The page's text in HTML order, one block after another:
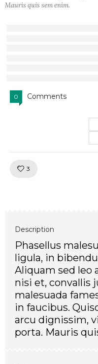
Mauris quis sem enim.
0 Comments
3
Description
Phasellus
ligula, in
Aliquam sed leo
nisi et, convallis
malesuada
in faucibus.
arcu dignissim,
porta. Mauris